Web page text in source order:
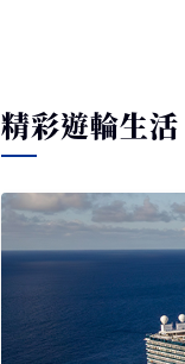
精彩遊輪生活